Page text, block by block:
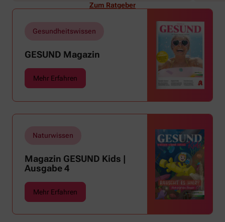
blühende Landschaft unternehmen … Der
Doch manchmal macht er uns auch ganz
schön zu schaffen. Wenn die Temperaturen
tagsüber auf mehr als 30 Grad klettern und
uns warme Tropennächte den Schlaf rauben,
sehnen wir uns oft nach einem erfrischenden
Regenschauer und Abkühlung.
Zum Ratgeber
Gesundheitswissen
GESUND Magazin
Mehr Erfahren
Naturwissen
Magazin GESUND Kids |
Ausgabe 4
Mehr Erfahren